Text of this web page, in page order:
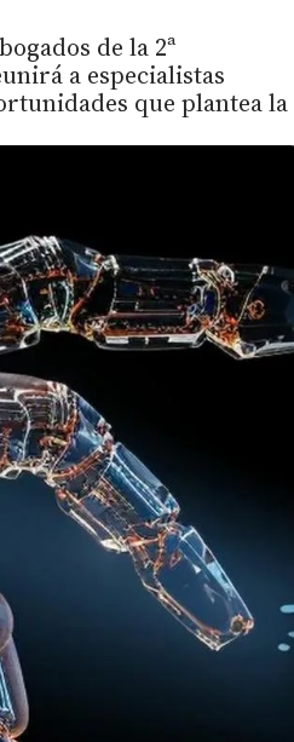
de la 2ª
a especialistas
que plantea la